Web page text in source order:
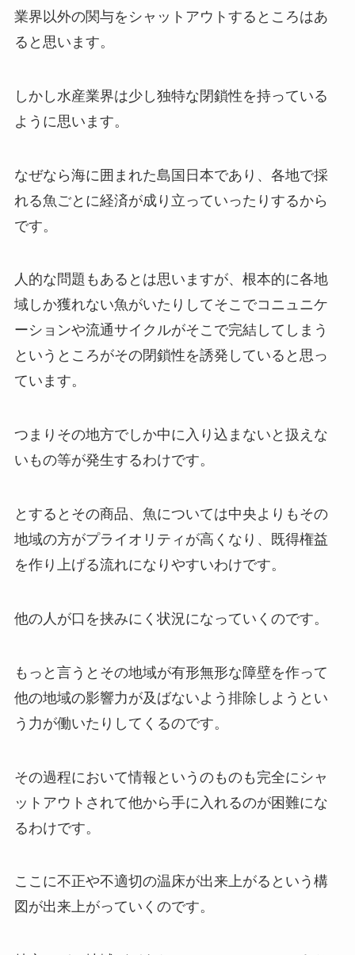
業界以外の関与をシャットアウトするところはあ
ると思います。
しかし水産業界は少し独特な閉鎖性を持っている
ように思います。
なぜなら海に囲まれた島国日本であり、各地で採
れる魚ごとに経済が成り立っていったりするから
です。
人的な問題もあるとは思いますが、根本的に各地
域しか獲れない魚がいたりしてそこでコニュニケ
ーションや流通サイクルがそこで完結してしまう
というところがその閉鎖性を誘発していると思っ
ています。
つまりその地方でしか中に入り込まないと扱えな
いもの等が発生するわけです。
とするとその商品、魚については中央よりもその
地域の方がプライオリティが高くなり、既得権益
を作り上げる流れになりやすいわけです。
他の人が口を挟みにく状況になっていくのです。
もっと言うとその地域が有形無形な障壁を作って
他の地域の影響力が及ばないよう排除しようとい
う力が働いたりしてくるのです。
その過程において情報というのものも完全にシャ
ットアウトされて他から手に入れるのが困難にな
るわけです。
ここに不正や不適切の温床が出来上がるという構
図が出来上がっていくのです。